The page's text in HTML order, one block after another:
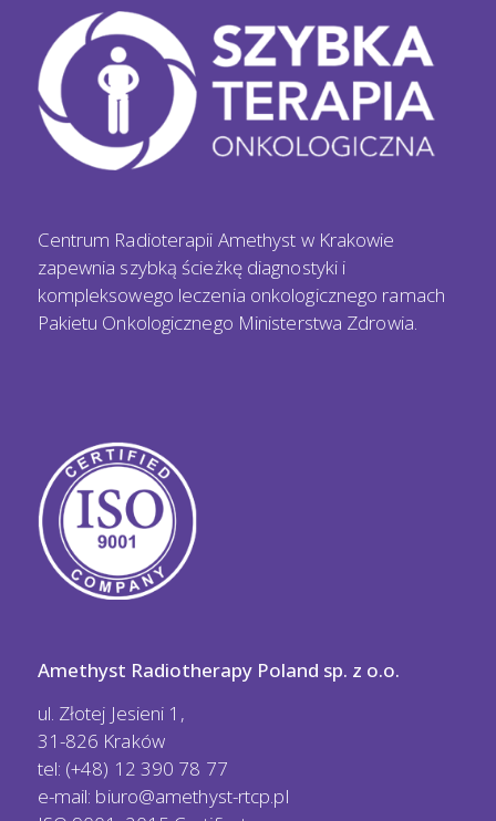
Centrum Radioterapii Amethyst w Krakowie
zapewnia szybką ścieżkę diagnostyki i
kompleksowego leczenia onkologicznego ramach
Pakietu Onkologicznego Ministerstwa Zdrowia.
Amethyst Radiotherapy Poland sp. z o.o.
ul. Złotej Jesieni 1,
31-826 Kraków
tel: (+48) 12 390 78 77
e-mail: biuro@amethyst-rtcp.pl